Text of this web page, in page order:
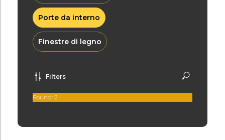
Porte da interno
Finestre di legno
Filters
Found: 2